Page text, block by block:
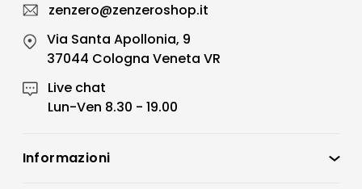
zenzero@zenzeroshop.it
Via Santa Apollonia, 9
37044 Cologna Veneta VR
Live chat
Lun-Ven 8.30 - 19.00
Informazioni